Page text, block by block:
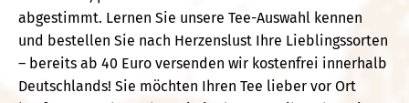
abgestimmt. Lernen Sie unsere Tee-Auswahl kennen
und bestellen Sie nach Herzenslust Ihre Lieblingssorten
– bereits ab 40 Euro versenden wir kostenfrei innerhalb
Deutschlands! Sie möchten Ihren Tee lieber vor Ort